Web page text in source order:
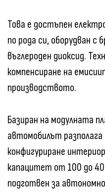
Това е достъпен
по рода си, оборудван с
въглероден диоксид.
компенсиране на
производството.
Базиран на модулната
автомобилът разполага
конфигуриране
капацитет от 100 до
подготвен за